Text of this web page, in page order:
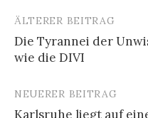
B
e
i
ÄLTERER BEITRAG
Die Tyrannei der
wie die DIVI
NEUERER BEITRAG
Karlsruhe liegt auf